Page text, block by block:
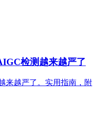
检测越来越严了
来越严了。实用指南，附